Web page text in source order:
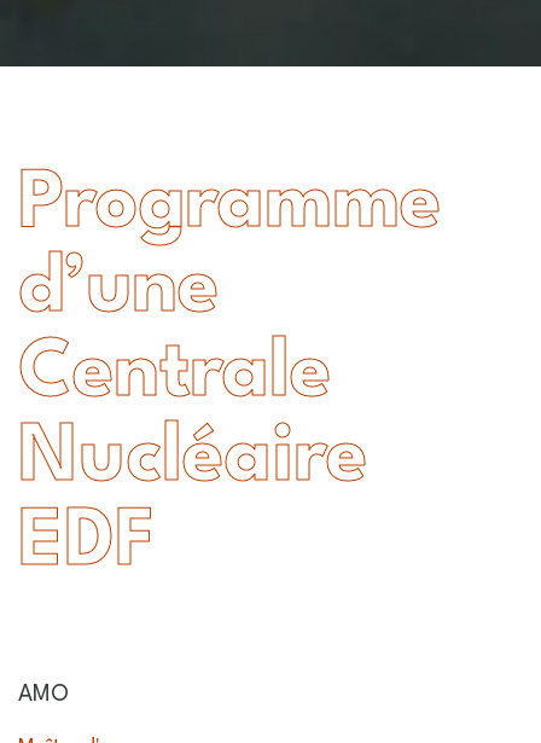
Programme
d’une
Centrale
Nucléaire
EDF
AMO